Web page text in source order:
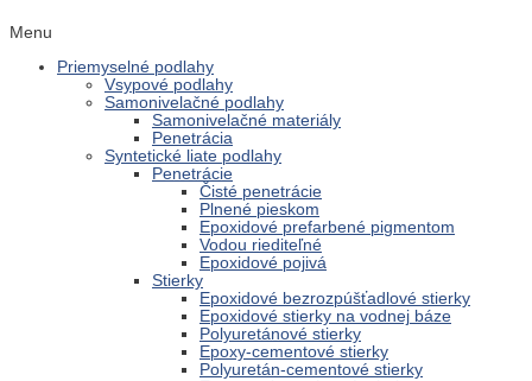
Menu
Priemyselné podlahy
Vsypové podlahy
Samonivelačné podlahy
Samonivelačné materiály
Penetrácia
Syntetické liate podlahy
Penetrácie
Čisté penetrácie
Plnené pieskom
Epoxidové prefarbené pigmentom
Vodou riediteľné
Epoxidové pojivá
Stierky
Epoxidové bezrozpúšťadlové stierky
Epoxidové stierky na vodnej báze
Polyuretánové stierky
Epoxy-cementové stierky
Polyuretán-cementové stierky